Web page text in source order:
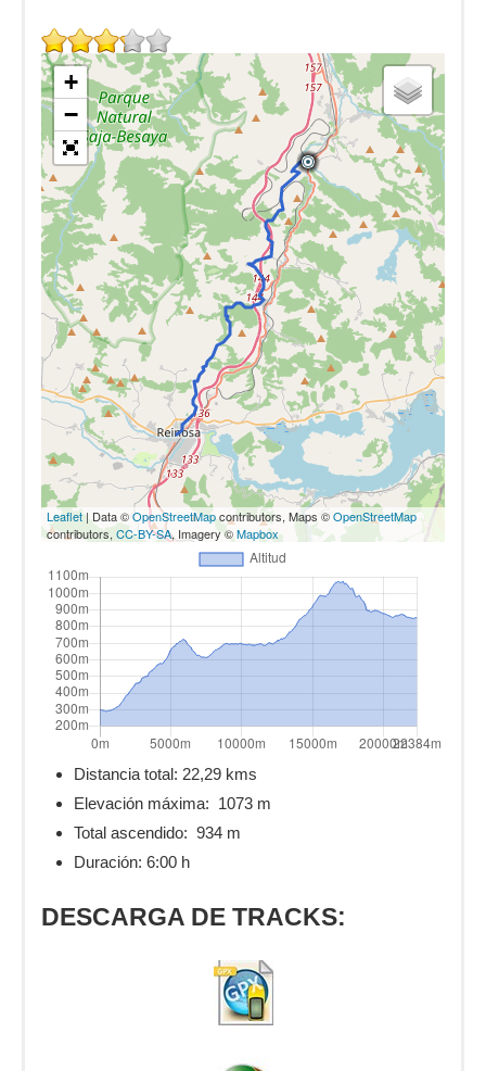
+
−
Leaflet | Data ©OpenStreetMapcontributors, Maps ©OpenStreetMap
contributors,CC-BY-SA, Imagery ©Mapbox
Distancia total: 22,29 kms
Elevación máxima: 1073 m
Total ascendido: 934 m
Duración: 6:00 h
DESCARGA DE TRACKS: